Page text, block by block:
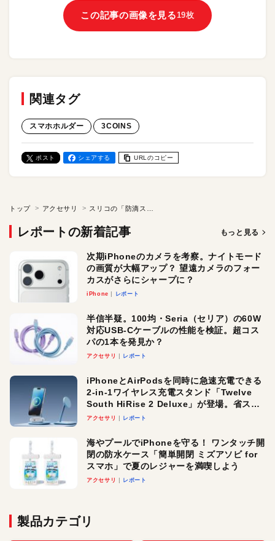
この記事の画像を見る19枚
関連タグ
スマホホルダー 3COINS
ポスト シェアする URLのコピー
トップ アクセサリ
レポートの新着記事 もっと見る
次期iPhoneのカメラを考察。ナイトモード
の画質が大幅アップ？ 望遠カメラのフォー
カスがさらにシャープに？
iPhone レポート
半信半疑。100均・Seria（セリア）の60W
対応USB-Cケーブルの性能を検証。超コス
パの1本を発見か？
アクセサリ レポート
iPhoneとAirPodsを同時に急速充電できる
2-in-1ワイヤレス充電スタンド「Twelve
South HiRise 2 Deluxe」が登場。省スペ
ースでおしゃれに充電したい人にオスス
アクセサリ レポート
海やプールでiPhoneを守る！ ワンタッチ開
閉の防水ケース「簡単開閉 ミズアソビ for
スマホ」で夏のレジャーを満喫しよう
アクセサリ レポート
製品カテゴリ